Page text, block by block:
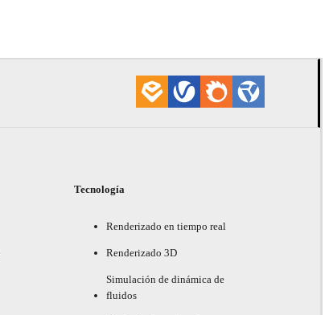
Tecnología
Renderizado en tiempo real
Renderizado 3D
Simulación de dinámica de
fluidos